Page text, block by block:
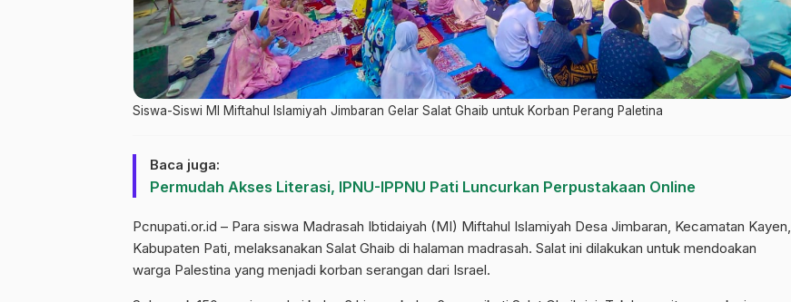
Siswa-Siswi MI Miftahul Islamiyah Jimbaran Gelar Salat Ghaib untuk Korban Perang Paletina
Baca juga:
Permudah Akses Literasi, IPNU-IPPNU Pati Luncurkan Perpustakaan Online
Pcnupati.or.id – Para siswa Madrasah Ibtidaiyah (MI) Miftahul Islamiyah Desa Jimbaran, Kecamatan Kayen,
Kabupaten Pati, melaksanakan Salat Ghaib di halaman madrasah. Salat ini dilakukan untuk mendoakan
warga Palestina yang menjadi korban serangan dari Israel.